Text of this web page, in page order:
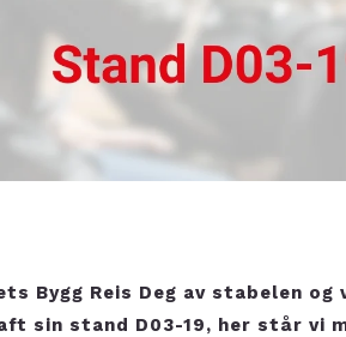
Bygg Reis Deg av stabelen
sin stand D03-19, her står vi